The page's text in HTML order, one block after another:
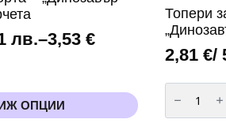
лв.–3,53€
ОПЦИИ
Топери
2,81 €/
за
Топери